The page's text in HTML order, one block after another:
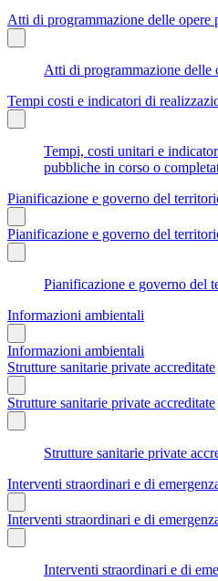
Atti di programmazione delle opere
Atti di programmazione delle
Tempi costi e indicatori di
Tempi, costi unitari e
pubbliche in corso o
Pianificazione e governo del
Pianificazione e governo del
Pianificazione e governo del
Informazioni ambientali
Informazioni ambientali
Strutture sanitarie private accreditate
Strutture sanitarie private accreditate
Strutture sanitarie private
Interventi straordinari e di
Interventi straordinari e di
Interventi straordinari e di